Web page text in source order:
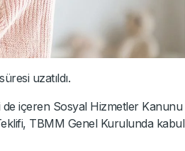
süresi uzatıldı.
içeren Sosyal Hizmetler Kanunu
TBMM Genel Kurulunda kabul